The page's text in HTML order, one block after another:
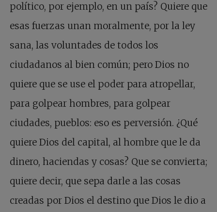
político, por ejemplo, en un país? Quiere que
esas fuerzas unan moralmente, por la ley
sana, las voluntades de todos los
ciudadanos al bien común; pero Dios no
quiere que se use el poder para atropellar,
para golpear hombres, para golpear
ciudades, pueblos: eso es perversión. ¿Qué
quiere Dios del capital, al hombre que le da
dinero, haciendas y cosas? Que se convierta;
quiere decir, que sepa darle a las cosas
creadas por Dios el destino que Dios le dio a